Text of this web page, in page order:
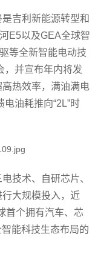
吉利新能源转型和
E5以及GEA全球智
等全新智能电动技
，并宣布年内将发
热效率，满油满电
油耗推向“2L”时
技术、自研芯片、
大规模投入，近
首个拥有汽车、芯
能科技生态布局的